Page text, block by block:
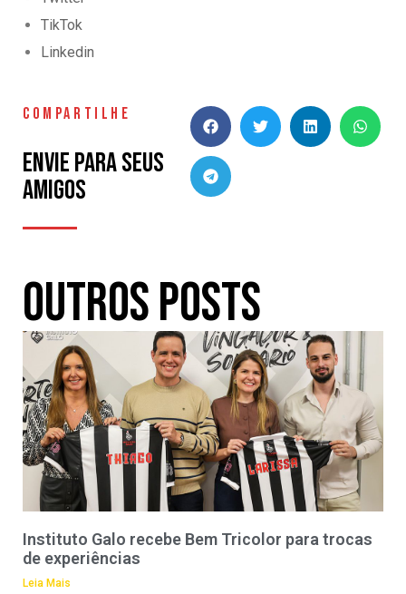
TikTok
Linkedin
COMPARTILHE
Envie para seus
amigos
Outros Posts
Instituto Galo recebe Bem Tricolor para trocas
de experiências
Leia Mais